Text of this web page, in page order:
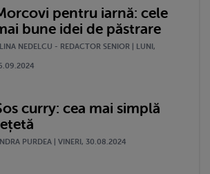
pentru iarnă: cele
bune idei de păstrare
NEDELCU - REDACTOR SENIOR | LUNI,
curry: cea mai simplă
PURDEA | VINERI, 30.08.2024